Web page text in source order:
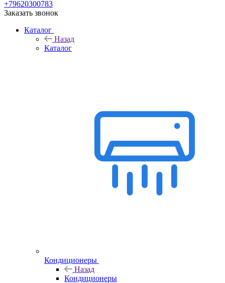
+79620300783
Заказать звонок
Каталог
Назад
Каталог
Кондиционеры
Назад
Кондиционеры